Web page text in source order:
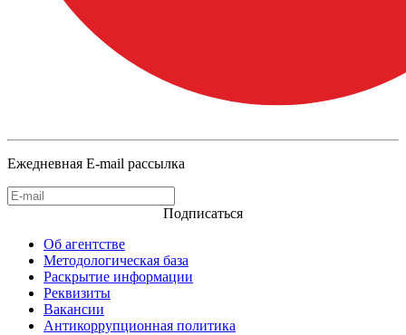
Ежедневная E-mail рассылка
Подписаться
Об агентстве
Методологическая база
Раскрытие информации
Реквизиты
Вакансии
Антикоррупционная политика